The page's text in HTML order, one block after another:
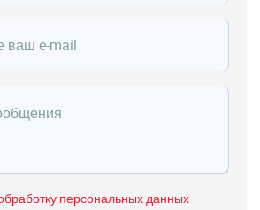
почту
персональных данных